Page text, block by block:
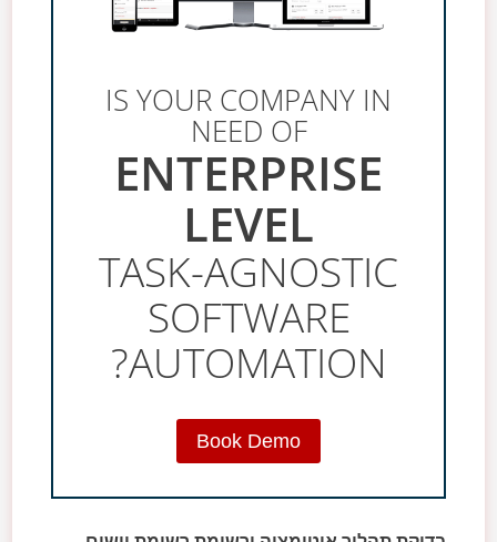
IS YOUR COMPANY IN
NEED OF
ENTERPRISE
LEVEL
TASK-AGNOSTIC
SOFTWARE
AUTOMATION?
Book Demo